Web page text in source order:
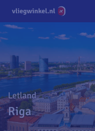
Letland
Riga